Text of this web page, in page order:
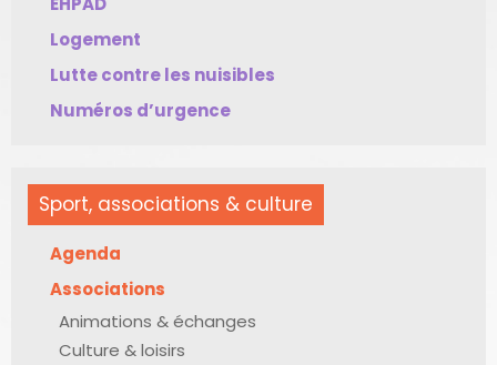
Logement
Lutte contre les nuisibles
Numéros d’urgence
Sport, associations & culture
Agenda
Associations
Animations & échanges
Culture & loisirs